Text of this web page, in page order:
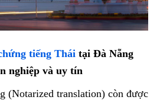
tiếng Thái tại Đà Nẵng
nghiệp và uy tín
(Notarized translation) còn được